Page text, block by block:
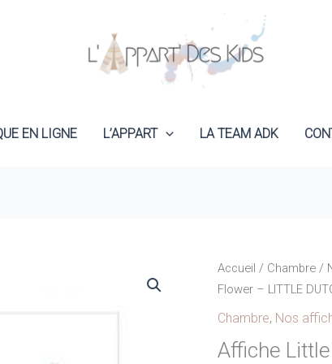
EN LIGNE L’APPART LA TEAM ADK
Accueil / Chambre /
Flower – LITTLE
Chambre, Nos
Affiche